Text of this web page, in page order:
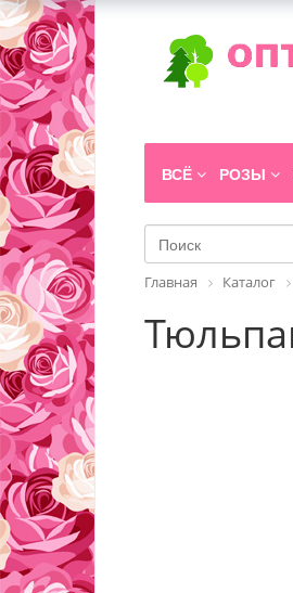
ВСЁ РОЗЫ
Главная Каталог